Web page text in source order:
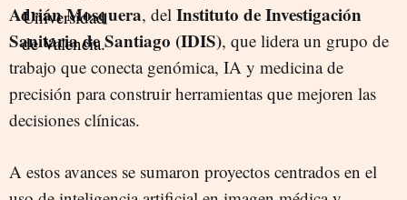
Adrián Mosquera, del Instituto de Investigación
Sanitaria de Santiago (IDIS), que lidera un grupo de
trabajo que conecta genómica, IA y medicina de
precisión para construir herramientas que mejoren las
decisiones clínicas.
A estos avances se sumaron proyectos centrados en el